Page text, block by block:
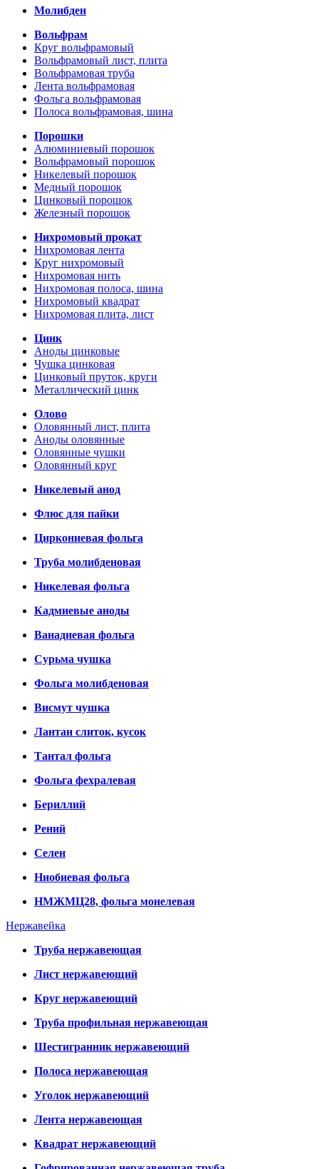
Молибден
Вольфрам
Круг вольфрамовый
Вольфрамовый лист, плита
Вольфрамовая труба
Лента вольфрамовая
Фольга вольфрамовая
Полоса вольфрамовая, шина
Порошки
Алюминиевый порошок
Вольфрамовый порошок
Никелевый порошок
Медный порошок
Цинковый порошок
Железный порошок
Нихромовый прокат
Нихромовая лента
Круг нихромовый
Нихромовая нить
Нихромовая полоса, шина
Нихромовый квадрат
Нихромовая плита, лист
Цинк
Аноды цинковые
Чушка цинковая
Цинковый пруток, круги
Металлический цинк
Олово
Оловянный лист, плита
Аноды оловянные
Оловянные чушки
Оловянный круг
Никелевый анод
Флюс для пайки
Циркониевая фольга
Труба молибденовая
Никелевая фольга
Кадмиевые аноды
Ванадиевая фольга
Сурьма чушка
Фольга молибденовая
Висмут чушка
Лантан слиток, кусок
Тантал фольга
Фольга фехралевая
Бериллий
Рений
Селен
Ниобиевая фольга
НМЖМЦ28, фольга монелевая
Нержавейка
Труба нержавеющая
Лист нержавеющий
Круг нержавеющий
Труба профильная нержавеющая
Шестигранник нержавеющий
Полоса нержавеющая
Уголок нержавеющий
Лента нержавеющая
Квадрат нержавеющий